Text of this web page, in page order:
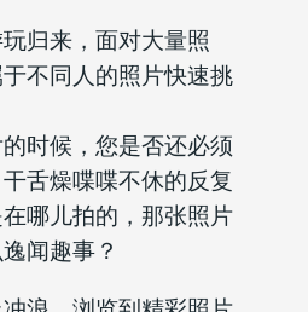
归来，面对大量照
不同人的照片快速挑
时候，您是否还必须
舌燥喋喋不休的反复
哪儿拍的，那张照片
闻趣事？